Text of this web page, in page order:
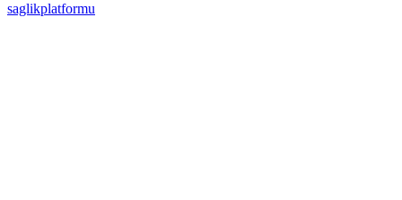
saglikplatformu